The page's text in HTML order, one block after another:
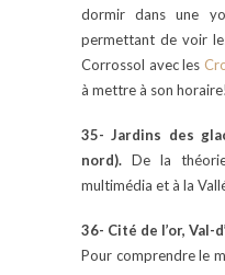
dormir dans une
permettant de voir
Corrossol avec les
à mettre à son horaire!
35- Jardins des
nord). De la
multimédia et à la
36- Cité de l’or, Val-
Pour comprendre le